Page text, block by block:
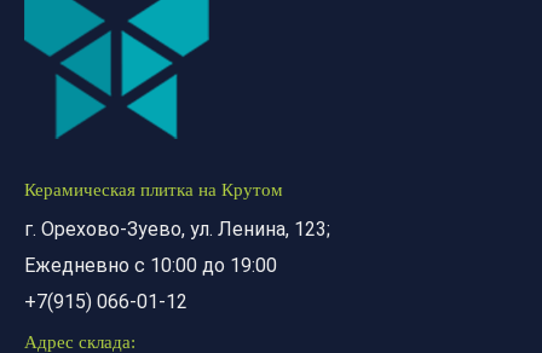
Керамическая плитка на Крутом
г. Орехово-Зуево, ул. Ленина, 123;
Ежедневно с 10:00 до 19:00
+7(915) 066-01-12
Адрес склада: